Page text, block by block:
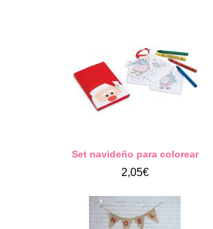
Set navideño para colorear
2,05€